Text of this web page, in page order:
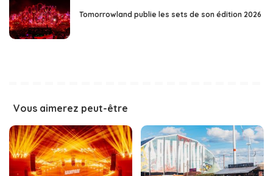
Tomorrowland publie les sets de son édition 2026
Vous aimerez peut-être